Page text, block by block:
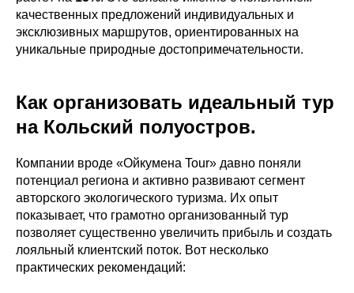
качественных предложений индивидуальных и
эксклюзивных маршрутов, ориентированных на
уникальные природные достопримечательности.
Как организовать идеальный тур
на Кольский полуостров.
Компании вроде «Ойкумена Tour» давно поняли
потенциал региона и активно развивают сегмент
авторского экологического туризма. Их опыт
показывает, что грамотно организованный тур
позволяет существенно увеличить прибыль и создать
лояльный клиентский поток. Вот несколько
практических рекомендаций: